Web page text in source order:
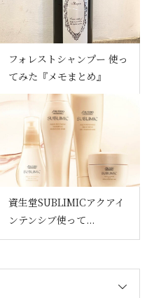
フォレストシャンプー 使っ
てみた『メモまとめ』
資生堂SUBLIMICアクアイ
ンテンシブ使って...